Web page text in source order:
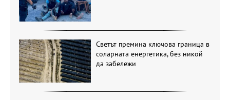
Светът премина ключова граница в
соларната енергетика, без никой
да забележи